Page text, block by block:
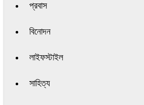
প্রবাস
বিনোদন
লাইফস্টাইল
সাহিত্য